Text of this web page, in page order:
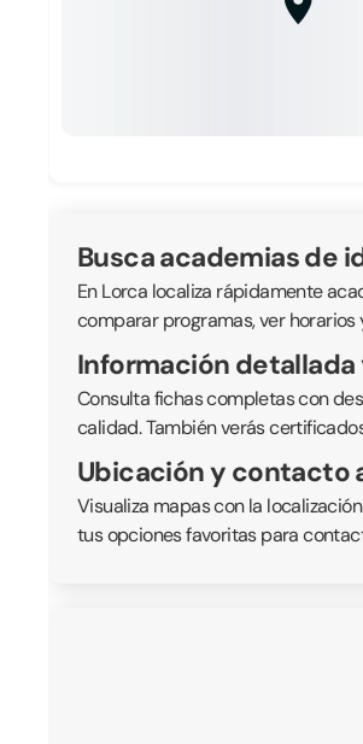
Busca academias de
En Lorca localiza rápidamente
comparar programas, ver
Información
Consulta fichas completas con
calidad. También verás
Ubicación y contacto
Visualiza mapas con la
tus opciones favoritas para